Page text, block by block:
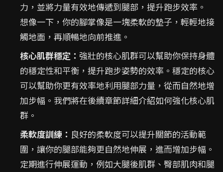
力，並將力量有效地傳遞到腿部，提升跑步效率。
想像一下，你的腳掌像是一塊柔軟的墊子，輕輕地接
觸地面，再順暢地向前推進。
核心肌群穩定： 強壯的核心肌群可以幫助你保持身體
的穩定性和平衡，提升跑步姿勢的效率。穩定的核心
可以幫助你更有效率地利用腿部力量，從而自然地增
加步幅。我們將在後續章節詳細介紹如何強化核心肌
群。
柔軟度訓練： 良好的柔軟度可以提升關節的活動範
圍，讓你的腿部能夠更自然地伸展，進而增加步幅。
定期進行伸展運動，例如大腿後肌群、臀部肌肉和腿